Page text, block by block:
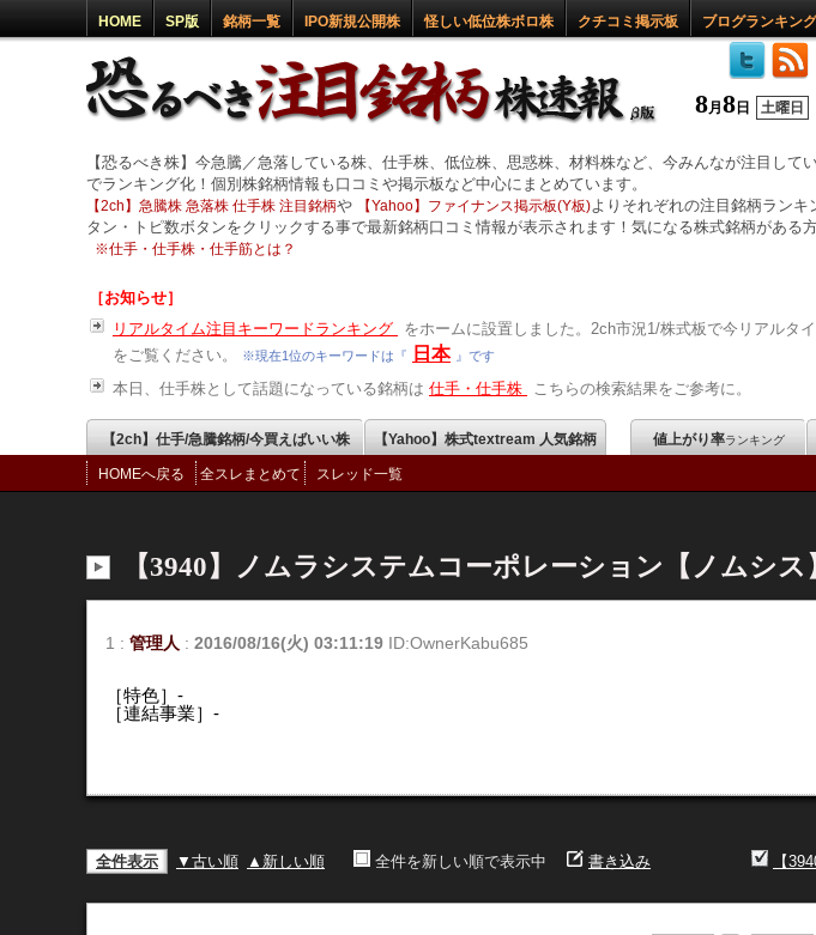
HOME SP版 銘柄一覧 IPO新規公開株 怪しい低位株ボロ株 クチコミ掲示板 ブログランキング
8月 8 日 土曜日
【恐るべき株】今急騰／急落している株、仕手株、低位株、思惑株、材料株など、今みんなが注目して
でランキング化！個別株銘柄情報も口コミや掲示板など中心にまとめています。
【2ch】急騰株 急落株 仕手株 注目銘柄や 【Yahoo】ファイナンス掲示板(Y板)よりそれぞれの注目銘柄ラン
タン・トピ数ボタンをクリックする事で最新銘柄口コミ情報が表示されます！気になる株式銘柄がある
※仕手・仕手株・仕手筋とは？
［お知らせ］
リアルタイム注目キーワードランキング
をホームに設置しました。2ch市況1/株式板で今リアルタ
をご覧ください。
※現在1位のキーワードは『 日本 』です
本日、仕手株として話題になっている銘柄は 仕手・仕手株 こちらの検索結果をご参考に。
【2ch】仕手/急騰銘柄/今買えばいい株 【Yahoo】株式textream 人気銘柄 値上がり率ランキング
HOMEへ戻る 全スレまとめて スレッド一覧
【3940】ノムラシステムコーポレーション【ノムシス
1 : 管理人 : 2016/08/16(火) 03:11:19 ID:OwnerKabu685
［特色］-
［連結事業］-
全件表示 ▼古い順 ▲新しい順 全件を新しい順で表示中 書き込み 【